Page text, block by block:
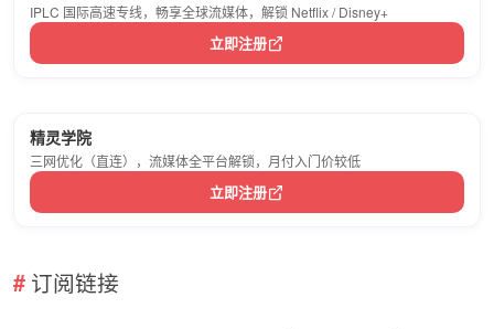
IPLC 国际高速专线，畅享全球流媒体，解锁 Netflix / Disney+
立即注册
精灵学院
三网优化（直连），流媒体全平台解锁，月付入门价较低
立即注册
订阅链接